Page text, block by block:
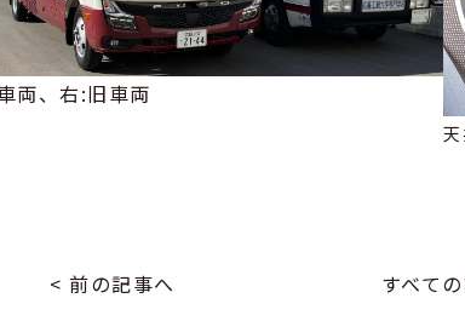
両、右:旧車両
天
< 前の記事へ すべて